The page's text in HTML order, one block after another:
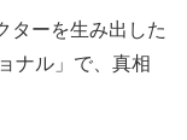
ターを生み出した
ナル」で、真相